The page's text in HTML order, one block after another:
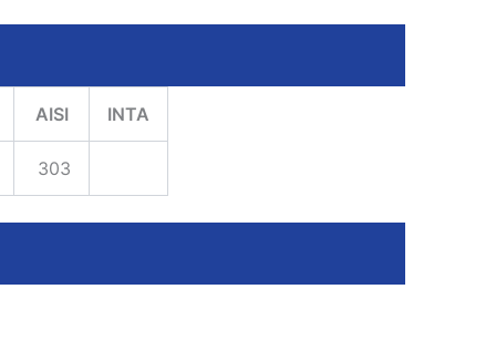
AISI INTA
303